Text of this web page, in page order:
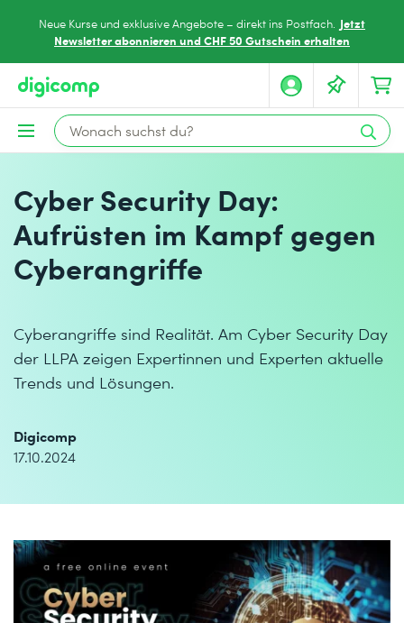
Neue Kurse und exklusive Angebote – direkt ins Postfach. Jetzt
Newsletter abonnieren und CHF 50 Gutschein erhalten
Cyber Security Day:
Aufrüsten im Kampf gegen
Cyberangriffe
Cyberangriffe sind Realität. Am Cyber Security Day
der LLPA zeigen Expertinnen und Experten aktuelle
Trends und Lösungen.
Digicomp
17.10.2024